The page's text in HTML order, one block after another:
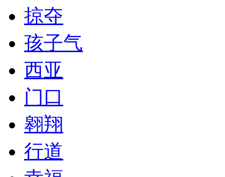
掠夺
孩子气
西亚
门口
翱翔
行道